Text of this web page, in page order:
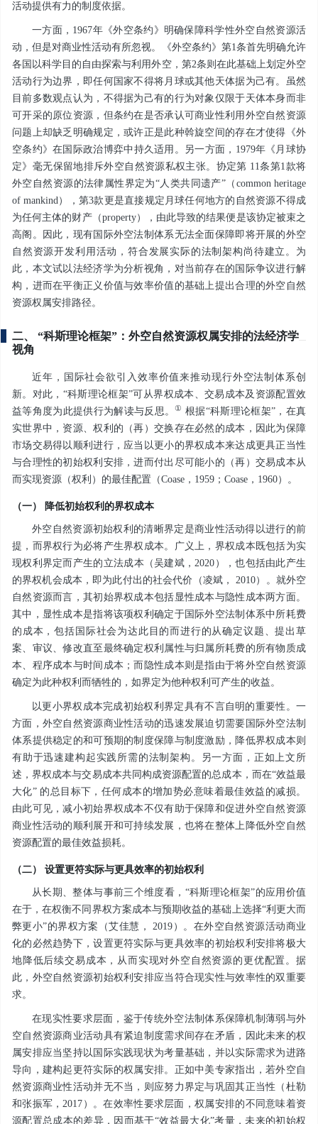
活动提供有力的制度依据。
一方面，1967年《外空条约》明确保障科学性外空自然资源活
动，但是对商业性活动有所忽视。《外空条约》第1条首先明确允许
各国以科学目的自由探索与利用外空，第2条则在此基础上划定外空
活动行为边界，即任何国家不得将月球或其他天体据为己有。虽然
目前多数观点认为，不得据为己有的行为对象仅限于天体本身而非
可开采的原位资源，但条约在是否承认可商业性利用外空自然资源
问题上却缺乏明确规定，或许正是此种斡旋空间的存在才使得《外
空条约》在国际政治博弈中持久适用。另一方面，1979年《月球协
定》毫无保留地排斥外空自然资源私权主张。协定第 11条第1款将
外空自然资源的法律属性界定为“人类共同遗产”（common heritage
of mankind），第3款更是直接规定月球任何地方的自然资源不得成
为任何主体的财产（property），由此导致的结果便是该协定被束之
高阁。因此，现有国际外空法制体系无法全面保障即将开展的外空
自然资源开发利用活动，符合发展实际的法制架构尚待建立。为
此，本文试以法经济学为分析视角，对当前存在的国际争议进行解
构，进而在平衡正义价值与效率价值的基础上提出合理的外空自然
资源权属安排路径。
二、 “科斯理论框架”：外空自然资源权属安排的法经济学
视角
近年，国际社会欲引入效率价值来推动现行外空法制体系创
新。对此，“科斯理论框架”可从界权成本、交易成本及资源配置效
益等角度为此提供行为解读与反思。① 根据“科斯理论框架”，在真
实世界中，资源、权利的（再）交换存在必然的成本，因此为保障
市场交易得以顺利进行，应当以更小的界权成本来达成更具正当性
与合理性的初始权利安排，进而付出尽可能小的（再）交易成本从
而实现资源（权利）的最佳配置（Coase，1959；Coase，1960）。
（一） 降低初始权利的界权成本
外空自然资源初始权利的清晰界定是商业性活动得以进行的前
提，而界权行为必将产生界权成本。广义上，界权成本既包括为实
现权利界定而产生的立法成本（吴建斌，2020），也包括由此产生
的界权机会成本，即为此付出的社会代价（凌斌， 2010）。就外空
自然资源而言，其初始界权成本包括显性成本与隐性成本两方面。
其中，显性成本是指将该项权利确定于国际外空法制体系中所耗费
的成本，包括国际社会为达此目的而进行的从确定议题、提出草
案、审议、修改直至最终确定权利属性与归属所耗费的所有物质成
本、程序成本与时间成本；而隐性成本则是指由于将外空自然资源
确定为此种权利而牺牲的，如界定为他种权利可产生的收益。
以更小界权成本完成初始权利界定具有不言自明的重要性。一
方面，外空自然资源商业性活动的迅速发展迫切需要国际外空法制
体系提供稳定的和可预期的制度保障与制度激励，降低界权成本则
有助于迅速建构起实践所需的法制架构。另一方面，正如上文所
述，界权成本与交易成本共同构成资源配置的总成本，而在“效益最
大化” 的总目标下，任何成本的增加势必意味着最佳效益的减损。
由此可见，减小初始界权成本不仅有助于保障和促进外空自然资源
商业性活动的顺利展开和可持续发展，也将在整体上降低外空自然
资源配置的最佳效益损耗。
（二） 设置更符实际与更具效率的初始权利
从长期、整体与事前三个维度看，“科斯理论框架”的应用价值
在于，在权衡不同界权方案成本与预期收益的基础上选择“利更大而
弊更小”的界权方案（艾佳慧， 2019）。在外空自然资源活动商业
化的必然趋势下，设置更符实际与更具效率的初始权利安排将极大
地降低后续交易成本，从而实现对外空自然资源的更优配置。据
此，外空自然资源初始权利安排应当符合现实性与效率性的双重要
求。
在现实性要求层面，鉴于传统外空法制体系保障机制薄弱与外
空自然资源商业活动具有紧迫制度需求间存在矛盾，因此未来的权
属安排应当坚持以国际实践现状为考量基础，并以实际需求为进路
导向，建构起更符实际的权属安排。正如中美专家指出，若外空自
然资源商业性活动并无不当，则应努力界定与巩固其正当性（杜勒
和张振军，2017）。在效率性要求层面，权属安排的不同意味着资
源配置总成本的差异，因而基于“效益最大化”考量，未来的初始权